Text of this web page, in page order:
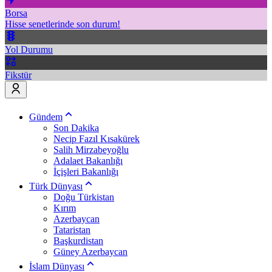
Borsa
Hisse senetlerinde son durum!
Yol Durumu
Fikstür
Gündem
Son Dakika
Necip Fazıl Kısakürek
Salih Mirzabeyoğlu
Adalaet Bakanlığı
İçişleri Bakanlığı
Türk Dünyası
Doğu Türkistan
Kırım
Azerbaycan
Tataristan
Başkurdistan
Güney Azerbaycan
İslam Dünyası